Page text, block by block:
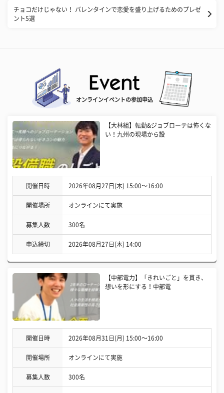
チョコだけじゃない！ バレンタインで恋愛を盛り上げるためのプレゼ
ント5選
オンラインイベントの参加申込
【大林組】転勤&ジョブローテは怖くな
い！九州の現場から設
開催日時 2026年08月27日(木) 15:00〜16:00
開催場所 オンラインにて実施
募集人数 300名
申込締切 2026年08月27日(木) 14:00
【中部電力】「きれいごと」を貫き、
想いを形にする！中部電
開催日時 2026年08月31日(月) 15:00〜16:00
開催場所 オンラインにて実施
募集人数 300名